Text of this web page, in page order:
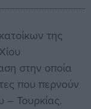
της
στην οποία
που περνούν
Τουρκίας.